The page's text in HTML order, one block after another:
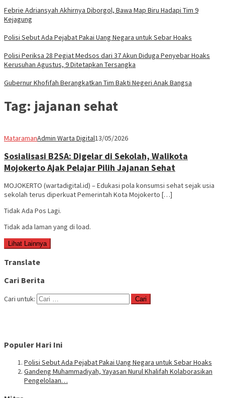
Febrie Adriansyah Akhirnya Diborgol, Bawa Map Biru Hadapi Tim 9
Kejagung
Polisi Sebut Ada Pejabat Pakai Uang Negara untuk Sebar Hoaks
Polisi Periksa 28 Pegiat Medsos dari 37 Akun Diduga Penyebar Hoaks
Kerusuhan Agustus, 9 Ditetapkan Tersangka
Gubernur Khofifah Berangkatkan Tim Bakti Negeri Anak Bangsa
Tag: jajanan sehat
MataramanAdmin Warta Digital13/05/2026
Sosialisasi B2SA: Digelar di Sekolah, Walikota
Mojokerto Ajak Pelajar Pilih Jajanan Sehat
MOJOKERTO (wartadigital.id) – Edukasi pola konsumsi sehat sejak usia
sekolah terus diperkuat Pemerintah Kota Mojokerto […]
Tidak Ada Pos Lagi.
Tidak ada laman yang di load.
Lihat Lainnya
Translate
Cari Berita
Cari untuk:
Populer Hari Ini
Polisi Sebut Ada Pejabat Pakai Uang Negara untuk Sebar Hoaks
Gandeng Muhammadiyah, Yayasan Nurul Khalifah Kolaborasikan
Pengelolaan…